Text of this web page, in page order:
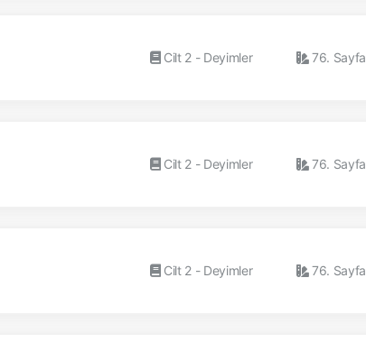
Cilt 2 - Deyimler 76. Sayfa
Cilt 2 - Deyimler 76. Sayfa
Cilt 2 - Deyimler 76. Sayfa